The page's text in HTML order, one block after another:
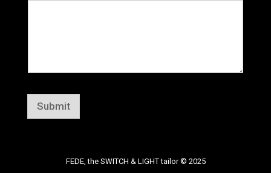
Submit
FEDE, the SWITCH & LIGHT tailor © 2025